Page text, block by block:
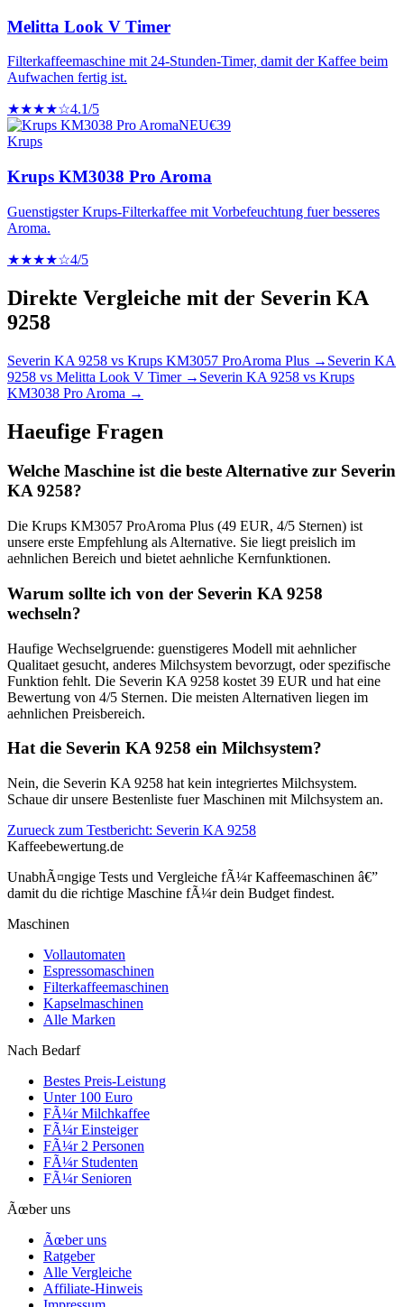
Melitta Look V Timer
Filterkaffeemaschine mit 24-Stunden-Timer, damit der Kaffee beim
Aufwachen fertig ist.
★★★★☆4.1/5
NEU€39
Krups
Krups KM3038 Pro Aroma
Guenstigster Krups-Filterkaffee mit Vorbefeuchtung fuer besseres
Aroma.
★★★★☆4/5
Direkte Vergleiche mit der Severin KA
9258
Severin KA 9258 vs Krups KM3057 ProAroma Plus → Severin KA
9258 vs Melitta Look V Timer→ Severin KA 9258 vs Krups
KM3038 Pro Aroma →
Haeufige Fragen
Welche Maschine ist die beste Alternative zur Severin
KA 9258?
Die Krups KM3057 ProAroma Plus (49 EUR, 4/5 Sternen) ist
unsere erste Empfehlung als Alternative. Sie liegt preislich im
aehnlichen Bereich und bietet aehnliche Kernfunktionen.
Warum sollte ich von der Severin KA 9258
wechseln?
Haufige Wechselgruende: guenstigeres Modell mit aehnlicher
Qualitaet gesucht, anderes Milchsystem bevorzugt, oder spezifische
Funktion fehlt. Die Severin KA 9258 kostet 39 EUR und hat eine
Bewertung von 4/5 Sternen. Die meisten Alternativen liegen im
aehnlichen Preisbereich.
Hat die Severin KA 9258 ein Milchsystem?
Nein, die Severin KA 9258 hat kein integriertes Milchsystem.
Schaue dir unsere Bestenliste fuer Maschinen mit Milchsystem an.
Zurueck zum Testbericht: Severin KA 9258
Kaffeebewertung.de
UnabhÃ¤ngige Tests und Vergleiche fÃ¼r Kaffeemaschinen â€”
damit du die richtige Maschine fÃ¼r dein Budget findest.
Maschinen
Vollautomaten
Espressomaschinen
Filterkaffeemaschinen
Kapselmaschinen
Alle Marken
Nach Bedarf
Bestes Preis-Leistung
Unter 100 Euro
FÃ¼r Milchkaffee
FÃ¼r Einsteiger
FÃ¼r 2 Personen
FÃ¼r Studenten
FÃ¼r Senioren
Ãœber uns
Ãœber uns
Ratgeber
Alle Vergleiche
Affiliate-Hinweis